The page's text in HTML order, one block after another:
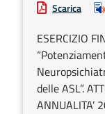
Scarica
ESERCIZIO
delle ASL”.
ANNUALITA’